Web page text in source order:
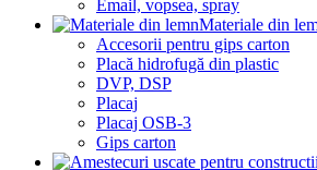
Email, vopsea, spray
Materiale din
Accesorii pentru gips carton
Placă hidrofugă din plastic
DVP, DSP
Placaj
Placaj OSB-3
Gips carton